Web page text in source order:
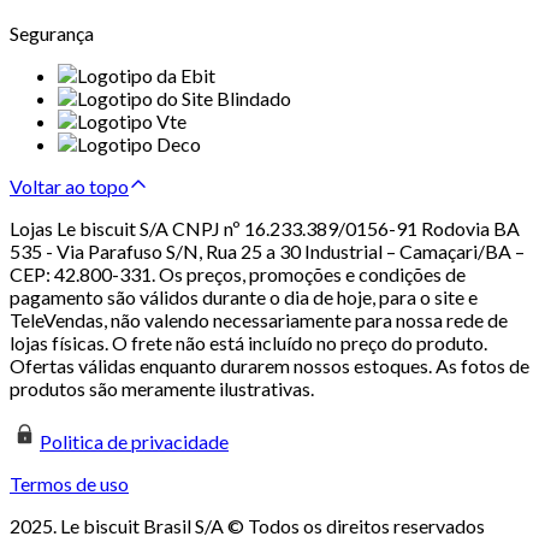
Segurança
Voltar ao topo
Lojas Le biscuit S/A CNPJ nº 16.233.389/0156-91 Rodovia BA
535 - Via Parafuso S/N, Rua 25 a 30 Industrial – Camaçari/BA –
CEP: 42.800-331. Os preços, promoções e condições de
pagamento são válidos durante o dia de hoje, para o site e
TeleVendas, não valendo necessariamente para nossa rede de
lojas físicas. O frete não está incluído no preço do produto.
Ofertas válidas enquanto durarem nossos estoques. As fotos de
produtos são meramente ilustrativas.
Politica de privacidade
Termos de uso
2025. Le biscuit Brasil S/A © Todos os direitos reservados